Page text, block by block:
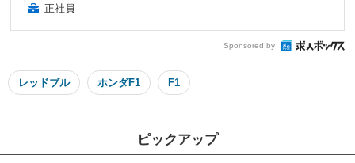
正社員
Sponsored by
レッドブル ホンダF1 F1
ピックアップ